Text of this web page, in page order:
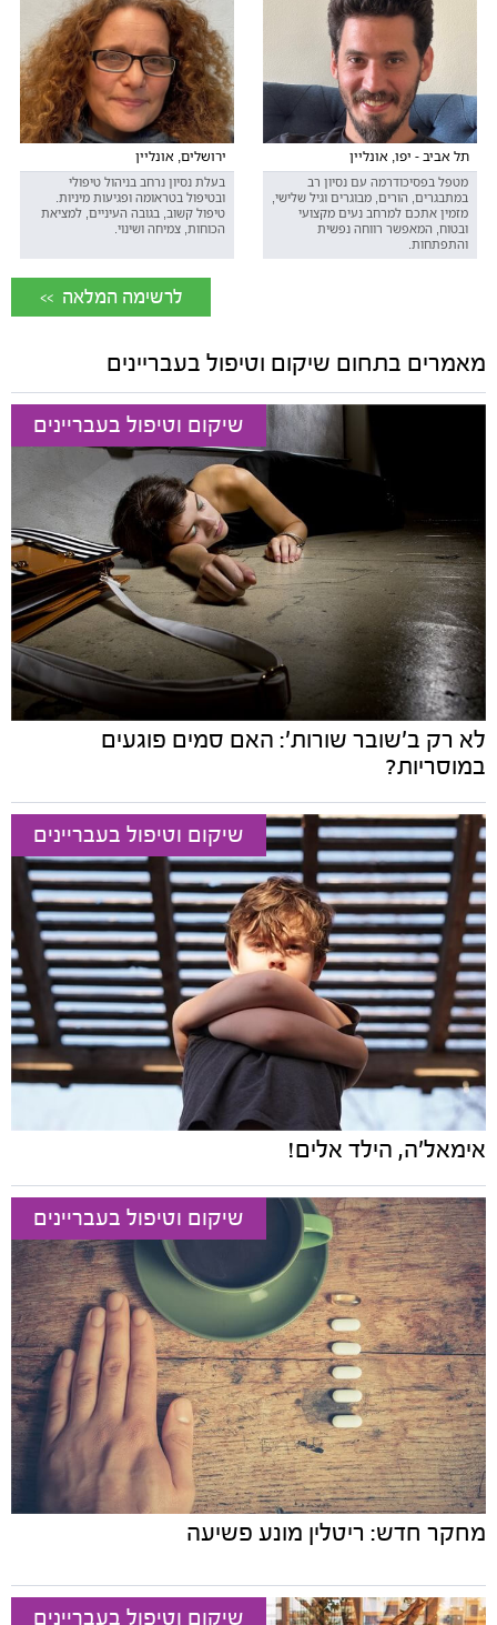
תל אביב - יפו, אונליין
מטפל בפסיכודרמה עם נסיון רב
במתבגרים, הורים, מבוגרים וגיל שלישי,
מזמין אתכם למרחב נעים מקצועי
ובטוח, המאפשר רווחה נפשית
והתפתחות.
ירושלים, אונליין
בעלת נסיון נרחב בניהול טיפולי
ובטיפול בטראומה ופגיעות מיניות.
טיפול קשוב, בגובה העיניים, למציאת
הכוחות, צמיחה ושינוי.
<< לרשימה המלאה
מאמרים בתחום שיקום וטיפול בעבריינים
שיקום וטיפול בעבריינים
לא רק ב'שובר שורות': האם סמים פוגעים
במוסריות?
שיקום וטיפול בעבריינים
אימאל'ה, הילד אלים!
שיקום וטיפול בעבריינים
מחקר חדש: ריטלין מונע פשיעה
שיקום וטיפול בעבריינים